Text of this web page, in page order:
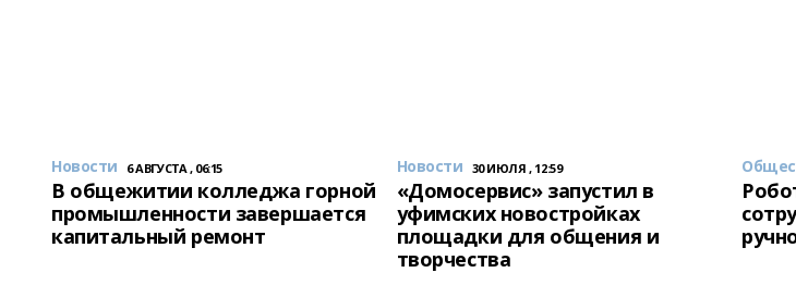
Новости 6 АВГУСТА , 06:15
В общежитии колледжа горной
промышленности завершается
капитальный ремонт
Новости 30 ИЮЛЯ , 12:59
«Домосервис» запустил в
уфимских новостройках
площадки для общения и
творчества